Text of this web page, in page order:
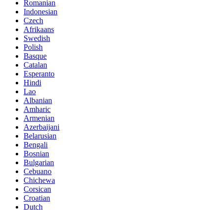
Romanian
Indonesian
Czech
Afrikaans
Swedish
Polish
Basque
Catalan
Esperanto
Hindi
Lao
Albanian
Amharic
Armenian
Azerbaijani
Belarusian
Bengali
Bosnian
Bulgarian
Cebuano
Chichewa
Corsican
Croatian
Dutch